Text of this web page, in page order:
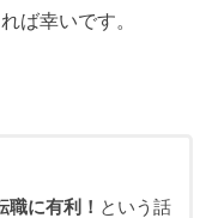
ば幸いです。
に有利！ という話